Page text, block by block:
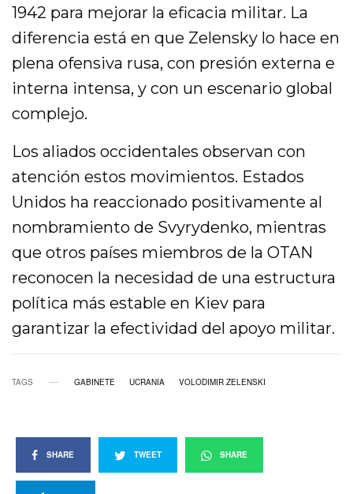
1942 para mejorar la eficacia militar. La
diferencia está en que Zelensky lo hace en
plena ofensiva rusa, con presión externa e
interna intensa, y con un escenario global
complejo.
Los aliados occidentales observan con
atención estos movimientos. Estados
Unidos ha reaccionado positivamente al
nombramiento de Svyrydenko, mientras
que otros países miembros de la OTAN
reconocen la necesidad de una estructura
política más estable en Kiev para
garantizar la efectividad del apoyo militar.
TAGS GABINETE UCRANIA VOLODIMIR ZELENSKI
SHARE TWEET SHARE